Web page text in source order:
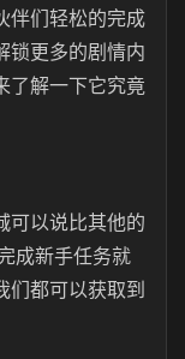
伴们轻松的完成
锁更多的剧情内
了解一下它究竟
可以说比其他的
成新手任务就
们都可以获取到